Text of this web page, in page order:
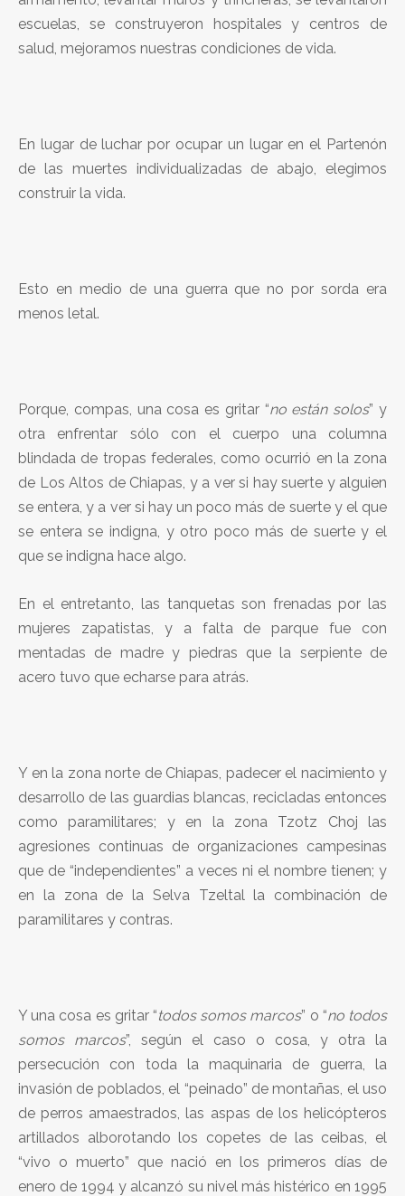
escuelas, se construyeron hospitales y centros de
salud, mejoramos nuestras condiciones de vida.
En lugar de luchar por ocupar un lugar en el Partenón
de las muertes individualizadas de abajo, elegimos
construir la vida.
Esto en medio de una guerra que no por sorda era
menos letal.
Porque, compas, una cosa es gritar “no están solos” y
otra enfrentar sólo con el cuerpo una columna
blindada de tropas federales, como ocurrió en la zona
de Los Altos de Chiapas, y a ver si hay suerte y alguien
se entera, y a ver si hay un poco más de suerte y el que
se entera se indigna, y otro poco más de suerte y el
que se indigna hace algo.
En el entretanto, las tanquetas son frenadas por las
mujeres zapatistas, y a falta de parque fue con
mentadas de madre y piedras que la serpiente de
acero tuvo que echarse para atrás.
Y en la zona norte de Chiapas, padecer el nacimiento y
desarrollo de las guardias blancas, recicladas entonces
como paramilitares; y en la zona Tzotz Choj las
agresiones continuas de organizaciones campesinas
que de “independientes” a veces ni el nombre tienen; y
en la zona de la Selva Tzeltal la combinación de
paramilitares y contras.
Y una cosa es gritar “todos somos marcos” o “no todos
somos marcos”, según el caso o cosa, y otra la
persecución con toda la maquinaria de guerra, la
invasión de poblados, el “peinado” de montañas, el uso
de perros amaestrados, las aspas de los helicópteros
artillados alborotando los copetes de las ceibas, el
“vivo o muerto” que nació en los primeros días de
enero de 1994 y alcanzó su nivel más histérico en 1995